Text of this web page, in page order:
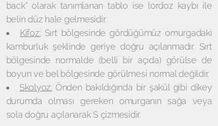
back” olarak tanımlanan tablo ise lordoz kaybı ile
belin düz hale gelmesidir.
Kifoz: Sırt bölgesinde gördüğümüz omurgadaki
kamburluk şeklinde geriye doğru açılanmadır. Sırt
bölgesinde normalde (belli bir açıda) görülse de
boyun ve bel bölgesinde görülmesi normal değildir.
Skolyoz: Önden bakıldığında bir şakül gibi dikey
durumda olması gereken omurganın sağa veya
sola doğru açılanarak S çizmesidir.